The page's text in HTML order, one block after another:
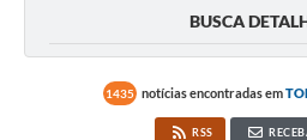
Serviços Online
BUSCA
1435 notícias encontradas em
RSS